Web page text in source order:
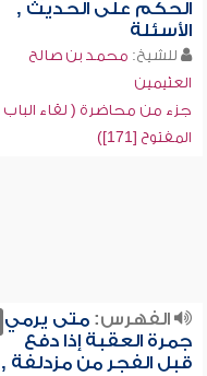
الحكم على الحديث ,
الأسئلة
للشيخ: محمد بن صالح
العثيمين
جزء من محاضرة ( لقاء الباب
المفتوح [171])
الفهرس:متى يرمي
جمرة العقبة إذا دفع
قبل الفجر من مزدلفة ,